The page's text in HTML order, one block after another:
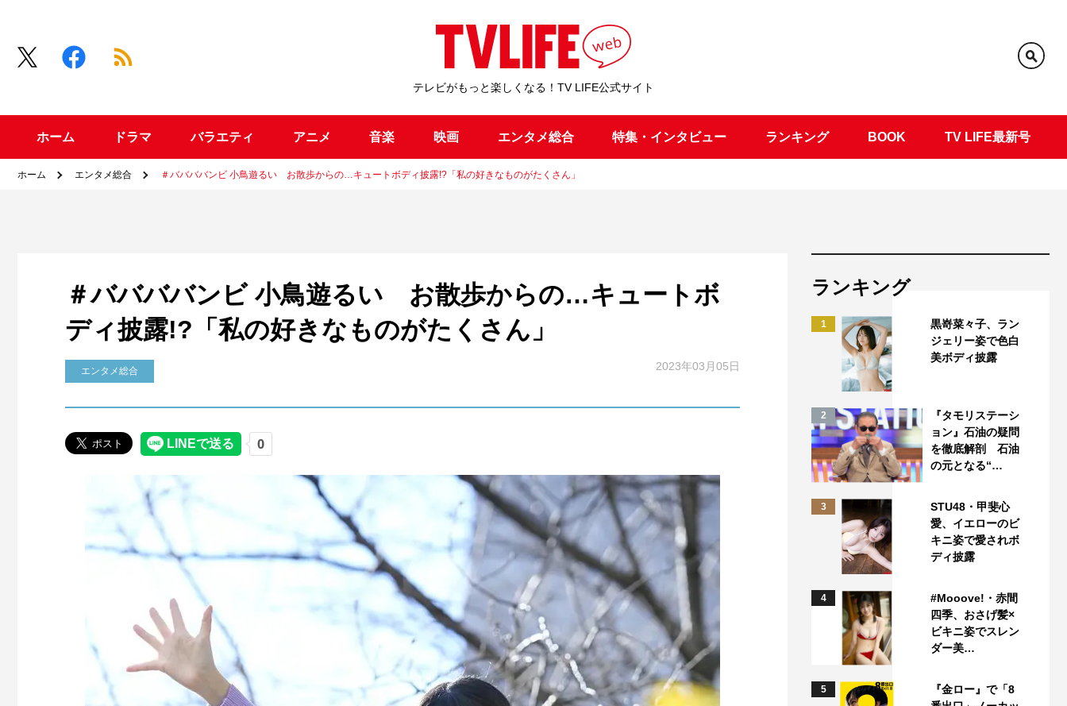
テレビがもっと楽しくなる！TV LIFE公式サイト
ホーム ドラマ バラエティ アニメ 音楽 映画 エンタメ総合 特集・インタビュー ランキング BOOK TV LIFE最新号
ホーム エンタメ総合 ＃ババババンビ 小鳥遊るい お散歩からの…キュートボディ披露!?「私の好きなものがたくさん」
＃ババババンビ 小鳥遊るい お散歩からの…キュートボ
ディ披露!?「私の好きなものがたくさん」
エンタメ総合 2023年03月05日
ランキング
1
黒嵜菜々子、ラン
ジェリー姿で色白
美ボディ披露
2
『タモリステーシ
ョン』石油の疑問
を徹底解剖 石油
の元となる“…
3
STU48・甲斐心
愛、イエローのビ
キニ姿で愛されボ
ディ披露
4
#Mooove!・赤間
四季、おさげ髪×
ビキニ姿でスレン
ダー美…
5
『金ロー』で「8